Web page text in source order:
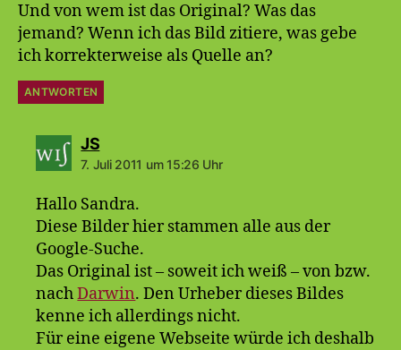
Und von wem ist das Original? Was das
jemand? Wenn ich das Bild zitiere, was gebe
ich korrekterweise als Quelle an?
ANTWORTEN
JSsagt:
7. Juli 2011 um 15:26 Uhr
Hallo Sandra.
Diese Bilder hier stammen alle aus der
Google-Suche.
Das Original ist – soweit ich weiß – von bzw.
nachDarwin. Den Urheber dieses Bildes
kenne ich allerdings nicht.
Für eine eigene Webseite würde ich deshalb